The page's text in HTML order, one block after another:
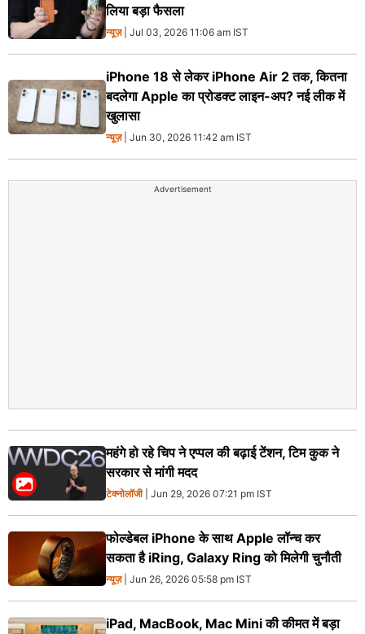
लिया बड़ा फैसला
न्यूज़| Jul 03, 2026 11:06 am IST
iPhone 18 से लेकर iPhone Air 2 तक, कितना
बदलेगा Apple का प्रोडक्ट लाइन-अप? नई लीक में
खुलासा
न्यूज़| Jun 30, 2026 11:42 am IST
Advertisement
महंगे हो रहे चिप ने एप्पल की बढ़ाई टेंशन, टिम कुक ने
सरकार से मांगी मदद
टेक्नोलॉजी| Jun 29, 2026 07:21 pm IST
फोल्डेबल iPhone के साथ Apple लॉन्च कर
सकता है iRing, Galaxy Ring को मिलेगी चुनौती
न्यूज़| Jun 26, 2026 05:58 pm IST
iPad, MacBook, Mac Mini की कीमत में बड़ा